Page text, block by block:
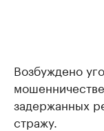
Возбуждено
задержанных
стражу.